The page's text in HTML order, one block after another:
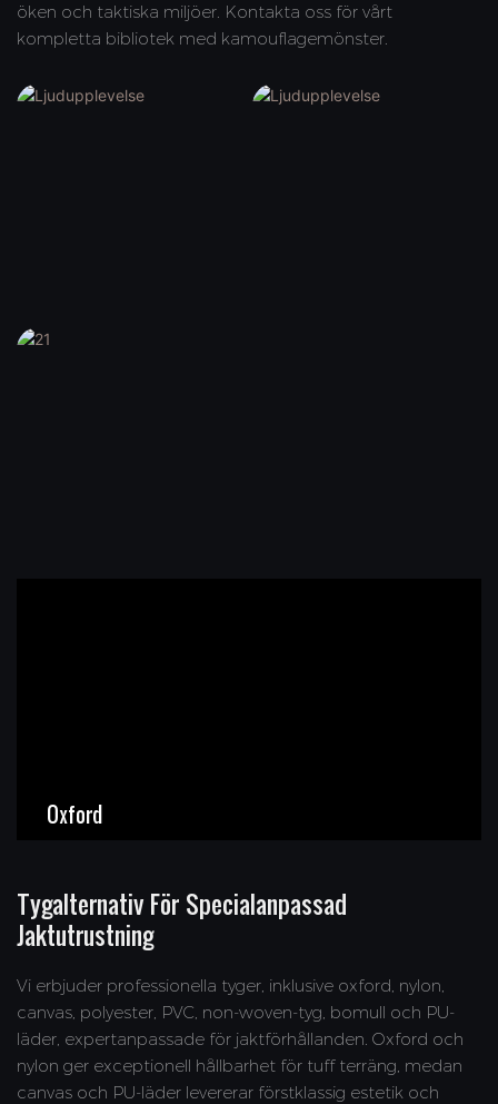
öken och taktiska miljöer. Kontakta oss för vårt
kompletta bibliotek med kamouflagemönster.
Oxford
Tygalternativ För Specialanpassad
Jaktutrustning
Vi erbjuder professionella tyger, inklusive oxford, nylon,
canvas, polyester, PVC, non-woven-tyg, bomull och PU-
läder, expertanpassade för jaktförhållanden. Oxford och
nylon ger exceptionell hållbarhet för tuff terräng, medan
canvas och PU-läder levererar förstklassig estetik och